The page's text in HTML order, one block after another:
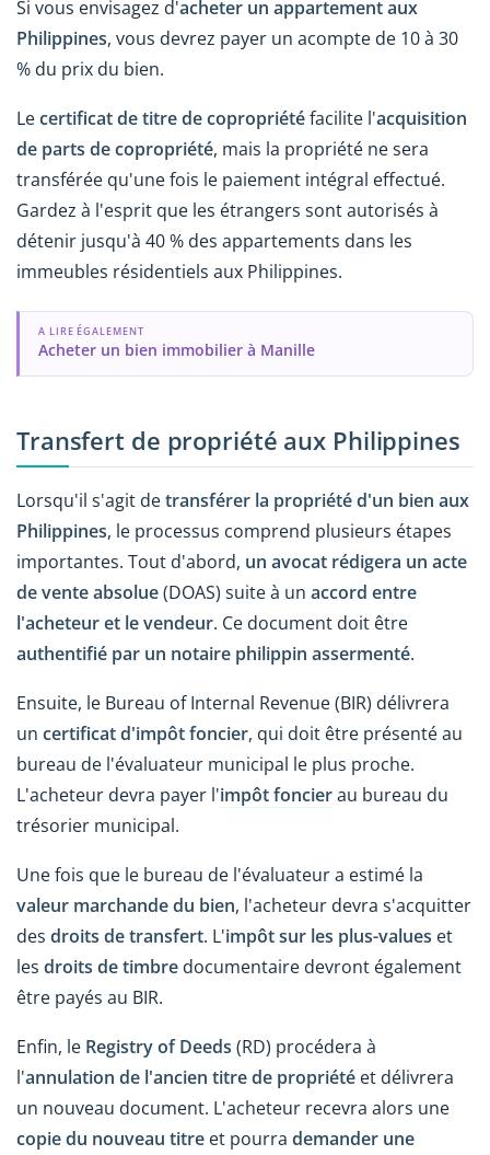
Si vous envisagez d'acheter un appartement aux
Philippines, vous devrez payer un acompte de 10 à 30
% du prix du bien.
Lecertificat de titre de copropriétéfacilite l'acquisition
de parts de copropriété, mais la propriété ne sera
transférée qu'une fois le paiement intégral effectué.
Gardez à l'esprit que les étrangers sont autorisés à
détenir jusqu'à 40 % des appartements dans les
immeubles résidentiels aux Philippines.
A LIRE ÉGALEMENT
Acheter un bien immobilier à Manille
Transfert de propriété aux Philippines
Lorsqu'il s'agit detransférer la propriété d'un bien aux
Philippines, le processus comprend plusieurs étapes
importantes. Tout d'abord, un avocat rédigera un acte
de vente absolue(DOAS) suite à un accord entre
l'acheteur et le vendeur. Ce document doit être
authentifié par un notaire philippin assermenté.
Ensuite, le Bureau of Internal Revenue (BIR) délivrera
un certificat d'impôt foncier, qui doit être présenté au
bureau de l'évaluateur municipal le plus proche.
L'acheteur devra payer l'impôt foncierau bureau du
trésorier municipal.
Une fois que le bureau de l'évaluateur a estimé la
valeur marchande du bien, l'acheteur devra s'acquitter
des droits de transfert. L'impôt sur les plus-values et
les droits de timbre documentaire devront également
être payés au BIR.
Enfin, le Registry of Deeds (RD) procédera à
l'annulation de l'ancien titre de propriété et délivrera
un nouveau document. L'acheteur recevra alors une
copie du nouveau titre et pourra demander une